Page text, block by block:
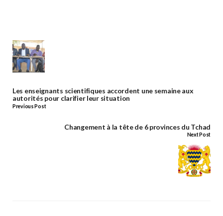
Les enseignants scientifiques accordent une semaine aux
autorités pour clarifier leur situation
Previous Post
Changement à la tête de 6 provinces du Tchad
Next Post